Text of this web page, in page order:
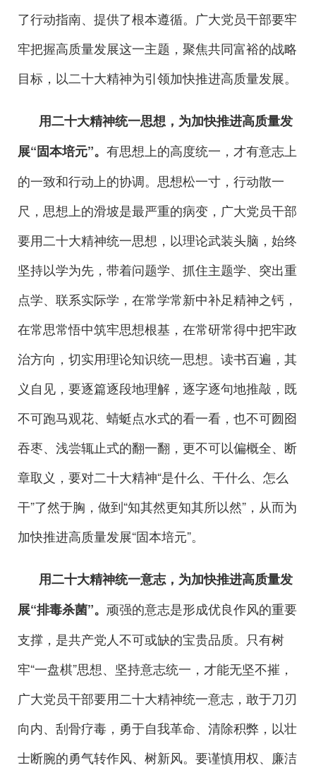
了行动指南、提供了根本遵循。广大党员干部要牢
牢把握高质量发展这一主题，聚焦共同富裕的战略
目标，以二十大精神为引领加快推进高质量发展。
用二十大精神统一思想，为加快推进高质量发
展“固本培元”。 有思想上的高度统一，才有意志上
的一致和行动上的协调。思想松一寸，行动散一
尺，思想上的滑坡是最严重的病变，广大党员干部
要用二十大精神统一思想，以理论武装头脑，始终
坚持以学为先，带着问题学、抓住主题学、突出重
点学、联系实际学，在常学常新中补足精神之钙，
在常思常悟中筑牢思想根基，在常研常得中把牢政
治方向，切实用理论知识统一思想。读书百遍，其
义自见，要逐篇逐段地理解，逐字逐句地推敲，既
不可跑马观花、蜻蜓点水式的看一看，也不可囫囵
吞枣、浅尝辄止式的翻一翻，更不可以偏概全、断
章取义，要对二十大精神“是什么、干什么、怎么
干”了然于胸，做到“知其然更知其所以然”，从而为
加快推进高质量发展“固本培元”。
用二十大精神统一意志，为加快推进高质量发
展“排毒杀菌”。 顽强的意志是形成优良作风的重要
支撑，是共产党人不可或缺的宝贵品质。只有树
牢“一盘棋”思想、坚持意志统一，才能无坚不摧，
广大党员干部要用二十大精神统一意志，敢于刀刃
向内、刮骨疗毒，勇于自我革命、清除积弊，以壮
士断腕的勇气转作风、树新风。要谨慎用权、廉洁